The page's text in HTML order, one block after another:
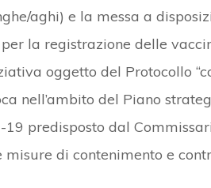
aghi) e la messa a
la registrazione delle
oggetto del Protocollo
nell’ambito del Piano
predisposto dal
di contenimento e